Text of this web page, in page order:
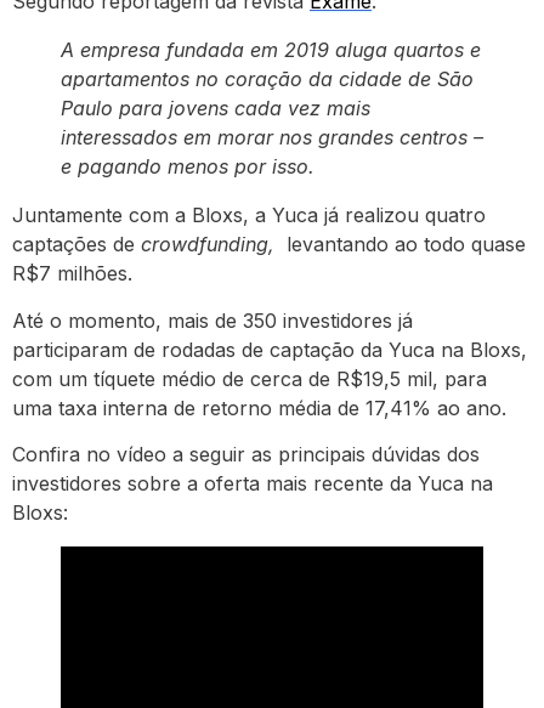
A empresa fundada em 2019 aluga quartos e
apartamentos no coração da cidade de São
Paulo para jovens cada vez mais
interessados em morar nos grandes centros –
e pagando menos por isso.
Juntamente com a Bloxs, a Yuca já realizou quatro
captações de crowdfunding, levantando ao todo quase
R$7 milhões.
Até o momento, mais de 350 investidores já
participaram de rodadas de captação da Yuca na Bloxs,
com um tíquete médio de cerca de R$19,5 mil, para
uma taxa interna de retorno média de 17,41% ao ano.
Confira no vídeo a seguir as principais dúvidas dos
investidores sobre a oferta mais recente da Yuca na
Bloxs: